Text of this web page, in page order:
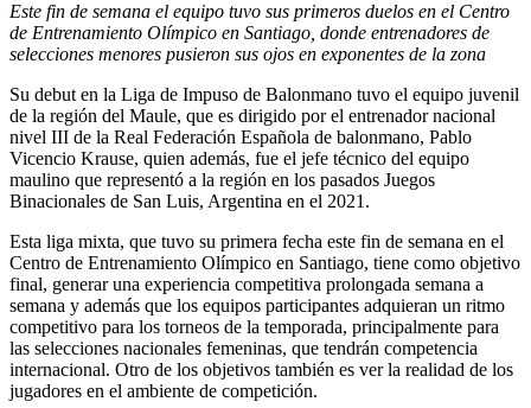
Este fin de semana el equipo tuvo sus primeros duelos en el Centro
de Entrenamiento Olímpico en Santiago, donde entrenadores de
selecciones menores pusieron sus ojos en exponentes de la zona
Su debut en la Liga de Impuso de Balonmano tuvo el equipo juvenil
de la región del Maule, que es dirigido por el entrenador nacional
nivel III de la Real Federación Española de balonmano, Pablo
Vicencio Krause, quien además, fue el jefe técnico del equipo
maulino que representó a la región en los pasados Juegos
Binacionales de San Luis, Argentina en el 2021.
Esta liga mixta, que tuvo su primera fecha este fin de semana en el
Centro de Entrenamiento Olímpico en Santiago, tiene como objetivo
final, generar una experiencia competitiva prolongada semana a
semana y además que los equipos participantes adquieran un ritmo
competitivo para los torneos de la temporada, principalmente para
las selecciones nacionales femeninas, que tendrán competencia
internacional. Otro de los objetivos también es ver la realidad de los
jugadores en el ambiente de competición.